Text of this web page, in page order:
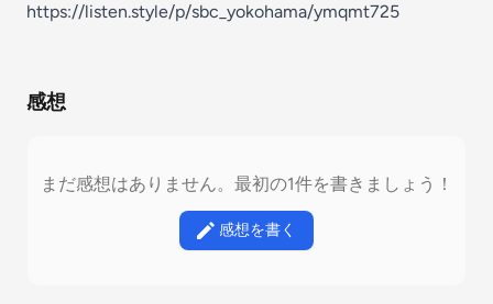
https://listen.style/p/sbc_yokohama/ymqmt725
感想
まだ感想はありません。最初の1件を書きましょう！
感想を書く